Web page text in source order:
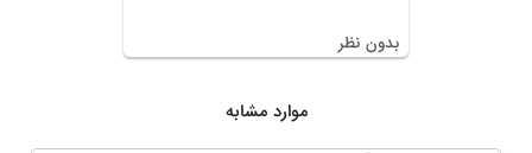
بدون نظر
موارد مشابه